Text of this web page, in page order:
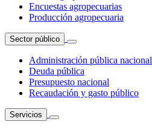
Encuestas agropecuarias
Producción agropecuaria
Sector público
Administración pública nacional
Deuda pública
Presupuesto nacional
Recaudación y gasto público
Servicios